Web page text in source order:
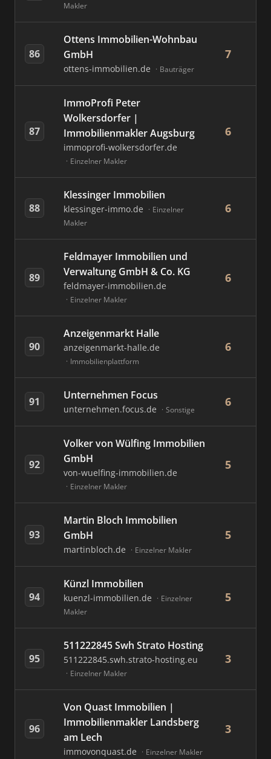
Makler
86
Ottens Immobilien-Wohnbau
GmbH
ottens-immobilien.de Bauträger
7
87
ImmoProfi Peter
Wolkersdorfer |
Immobilienmakler Augsburg
immoprofi-wolkersdorfer.de
Einzelner Makler
6
88
Klessinger Immobilien
klessinger-immo.de
Einzelner
Makler
6
89
Feldmayer Immobilien und
Verwaltung GmbH & Co. KG
feldmayer-immobilien.de
Einzelner Makler
6
90
Anzeigenmarkt Halle
anzeigenmarkt-halle.de
Immobilienplattform
6
91 Unternehmen Focus
unternehmen.focus.de Sonstige
6
92
Volker von Wülfing Immobilien
GmbH
von-wuelfing-immobilien.de
Einzelner Makler
5
93
Martin Bloch Immobilien
GmbH
martinbloch.de Einzelner Makler
5
94
Künzl Immobilien
kuenzl-immobilien.de
Einzelner
Makler
5
95
511222845 Swh Strato Hosting
511222845.swh.strato-hosting.eu
Einzelner Makler
3
96
Von Quast Immobilien |
Immobilienmakler Landsberg
am Lech
immovonquast.de Einzelner Makler
3